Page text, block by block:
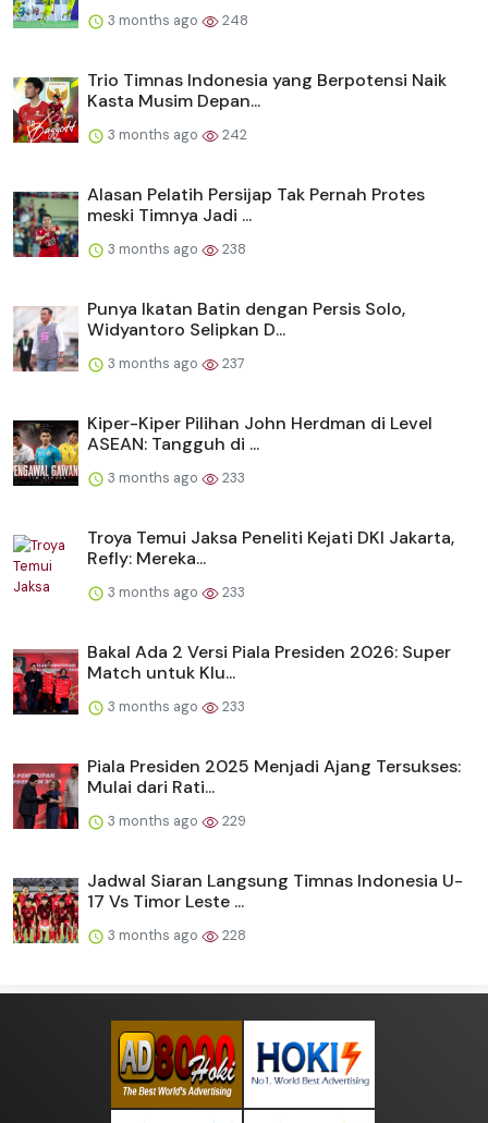
3 months ago 248
Trio Timnas Indonesia yang Berpotensi Naik
Kasta Musim Depan...
3 months ago 242
Alasan Pelatih Persijap Tak Pernah Protes
meski Timnya Jadi ...
3 months ago 238
Punya Ikatan Batin dengan Persis Solo,
Widyantoro Selipkan D...
3 months ago 237
Kiper-Kiper Pilihan John Herdman di Level
ASEAN: Tangguh di ...
3 months ago 233
Troya Temui Jaksa Peneliti Kejati DKI Jakarta,
Refly: Mereka...
3 months ago 233
Bakal Ada 2 Versi Piala Presiden 2026: Super
Match untuk Klu...
3 months ago 233
Piala Presiden 2025 Menjadi Ajang Tersukses:
Mulai dari Rati...
3 months ago 229
Jadwal Siaran Langsung Timnas Indonesia U-
17 Vs Timor Leste ...
3 months ago 228